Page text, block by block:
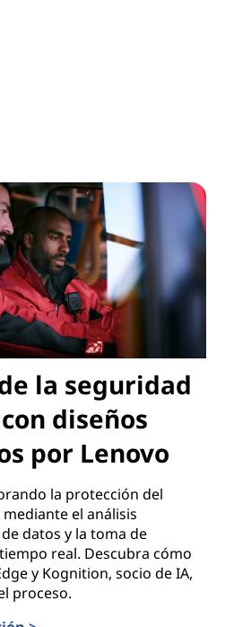
la seguridad
diseños
por Lenovo
la protección del
el análisis
datos y la toma de
real. Descubra cómo
y Kognition, socio de IA,
proceso.